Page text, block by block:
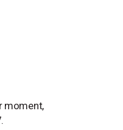
moment,